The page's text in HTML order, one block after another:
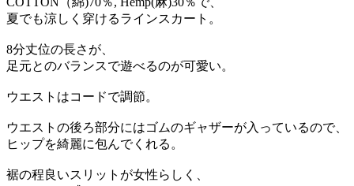
夏でも涼しく穿けるラインスカート。
8分丈位の長さが、
足元とのバランスで遊べるのが可愛い。
ウエストはコードで調節。
ウエストの後ろ部分にはゴムのギャザーが入っているので、
ヒップを綺麗に包んでくれる。
裾の程良いスリットが女性らしく、